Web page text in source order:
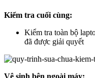
Kiểm tra cuối cùng:
Kiểm tra toàn bộ
đã được giải quyết